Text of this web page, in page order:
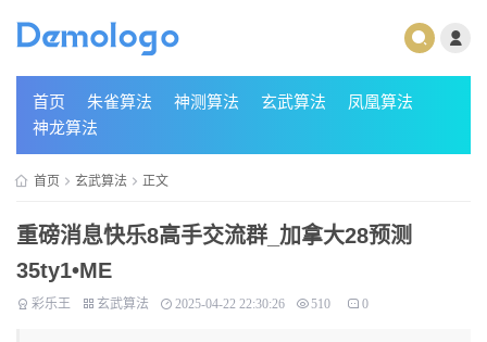
首页 朱雀算法 神测算法 玄武算法
凤凰算法
神龙算法
首页 玄武算法 正文
重磅消息快乐8高手交流群_加拿大28预测
35ty1 •ME
彩乐王 玄武算法 2025-04-22 22:30:26 510 0